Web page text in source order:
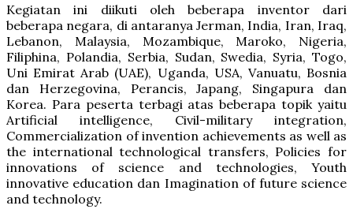
Kegiatan ini diikuti oleh beberapa inventor dari
beberapa negara, di antaranya Jerman, India, Iran, Iraq,
Lebanon, Malaysia, Mozambique, Maroko, Nigeria,
Filiphina, Polandia, Serbia, Sudan, Swedia, Syria, Togo,
Uni Emirat Arab (UAE), Uganda, USA, Vanuatu, Bosnia
dan Herzegovina, Perancis, Japang, Singapura dan
Korea. Para peserta terbagi atas beberapa topik yaitu
Artificial intelligence, Civil-military integration,
Commercialization of invention achievements as well as
the international technological transfers, Policies for
innovations of science and technologies, Youth
innovative education dan Imagination of future science
and technology.